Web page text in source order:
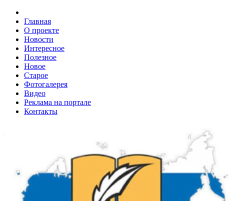
Главная
О проекте
Новости
Интересное
Полезное
Новое
Старое
Фотогалерея
Видео
Реклама на портале
Контакты